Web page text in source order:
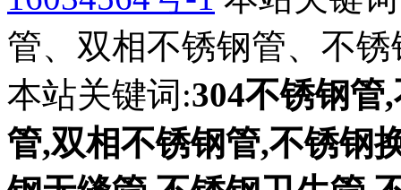
管、双相不锈钢管、不
本站关键词:304不锈钢管
管,双相不锈钢管,不锈钢